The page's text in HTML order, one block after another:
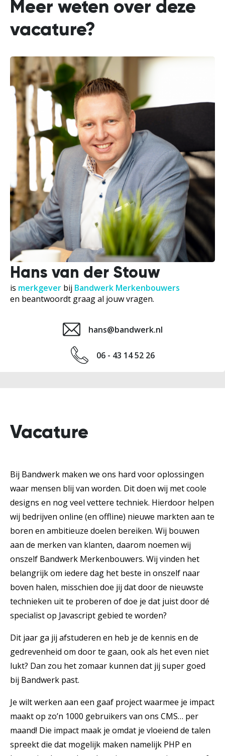
Meer weten over deze
vacature?
Hans van der Stouw
is merkgever bij Bandwerk Merkenbouwers
en beantwoordt graag al jouw vragen.
hans@bandwerk.nl
06 - 43 14 52 26
Vacature
Bij Bandwerk maken we ons hard voor oplossingen
waar mensen blij van worden. Dit doen wij met coole
designs en nog veel vettere techniek. Hierdoor helpen
wij bedrijven online (en offline) nieuwe markten aan te
boren en ambitieuze doelen bereiken. Wij bouwen
aan de merken van klanten, daarom noemen wij
onszelf Bandwerk Merkenbouwers. Wij vinden het
belangrijk om iedere dag het beste in onszelf naar
boven halen, misschien doe jij dat door de nieuwste
technieken uit te proberen of doe je dat juist door dé
specialist op Javascript gebied te worden?
Dit jaar ga jij afstuderen en heb je de kennis en de
gedrevenheid om door te gaan, ook als het even niet
lukt? Dan zou het zomaar kunnen dat jij super goed
bij Bandwerk past.
Je wilt werken aan een gaaf project waarmee je impact
maakt op zo’n 1000 gebruikers van ons CMS… per
maand! Die impact maak je omdat je vloeiend de talen
spreekt die dat mogelijk maken namelijk PHP en